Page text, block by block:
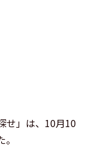
せ」は、10月10